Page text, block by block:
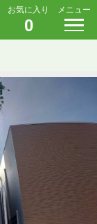
お気に入り
0
メニュー